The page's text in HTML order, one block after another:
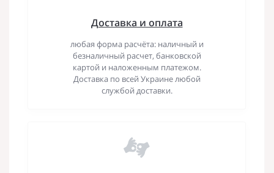
Доставка и оплата
любая форма расчёта: наличный и
безналичный расчет, банковской
картой и наложенным платежом.
Доставка по всей Украине любой
службой доставки.